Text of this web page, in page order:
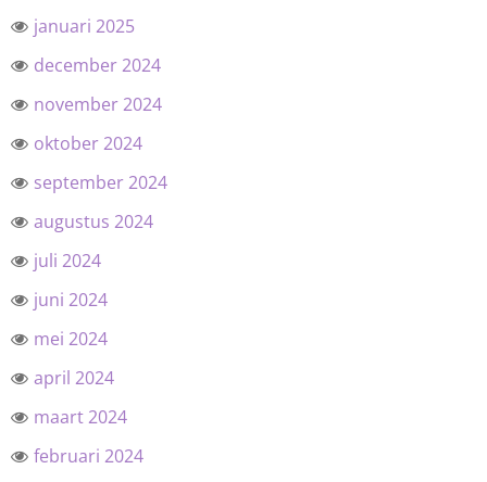
januari 2025
december 2024
november 2024
oktober 2024
september 2024
augustus 2024
juli 2024
juni 2024
mei 2024
april 2024
maart 2024
februari 2024